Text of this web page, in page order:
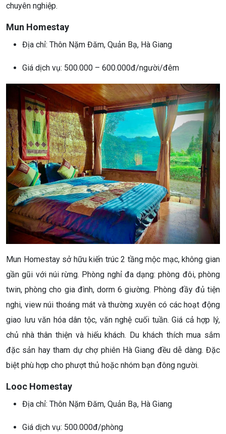
chuyên nghiệp.
Mun Homestay
Địa chỉ: Thôn Nặm Đăm, Quản Bạ, Hà Giang
Giá dịch vụ: 500.000 – 600.000đ/người/đêm
Mun Homestay sở hữu kiến trúc 2 tầng mộc mạc, không gian
gần gũi với núi rừng. Phòng nghỉ đa dạng: phòng đôi, phòng
twin, phòng cho gia đình, dorm 6 giường. Phòng đầy đủ tiện
nghi, view núi thoáng mát và thường xuyên có các hoạt động
giao lưu văn hóa dân tộc, văn nghệ cuối tuần. Giá cả hợp lý,
chủ nhà thân thiện và hiếu khách. Du khách thích mua sắm
đặc sản hay tham dự chợ phiên Hà Giang đều dễ dàng. Đặc
biệt phù hợp cho phượt thủ hoặc nhóm bạn đông người.
Looc Homestay
Địa chỉ: Thôn Nặm Đăm, Quản Bạ, Hà Giang
Giá dịch vụ: 500.000đ/phòng